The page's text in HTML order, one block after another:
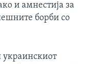
и амнестија за
борби со
украинскиот